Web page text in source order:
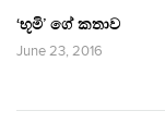
‘භූමි’ ගේ කතාව
June 23, 2016